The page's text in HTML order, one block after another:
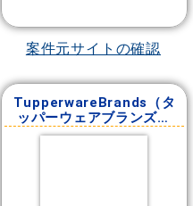
案件元サイトの確認
TupperwareBrands（タ
ッパーウェアブランズ・
ジャパン）